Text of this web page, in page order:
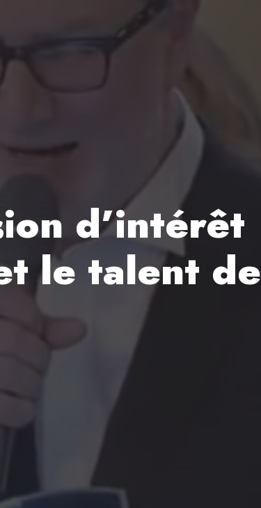
d’intérêt
le talent de